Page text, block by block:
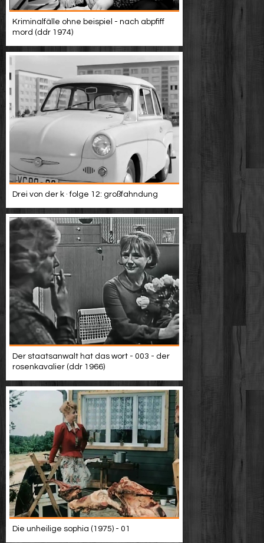
Kriminalfälle ohne beispiel - nach abpfiff
mord (ddr 1974)
Drei von der k · folge 12: großfahndung
Der staatsanwalt hat das wort - 003 - der
rosenkavalier (ddr 1966)
Die unheilige sophia (1975) - 01